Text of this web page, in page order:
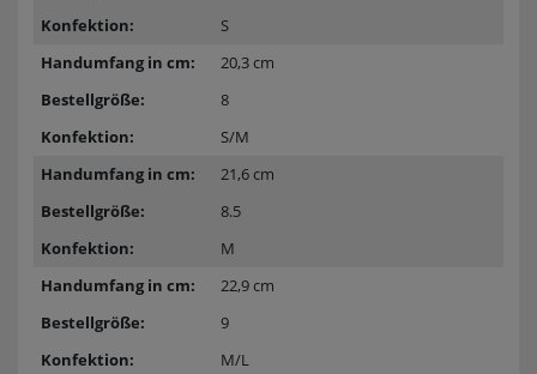
S
20,3 cm
8
S/M
21,6 cm
8.5
M
22,9 cm
9
M/L